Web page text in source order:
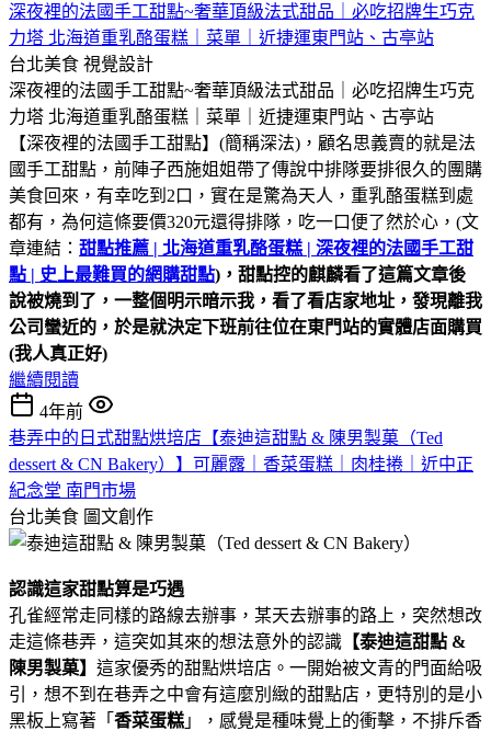
深夜裡的法國手工甜點~奢華頂級法式甜品｜必吃招牌生巧克
力塔 北海道重乳酪蛋糕｜菜單｜近捷運東門站、古亭站
台北美食 視覺設計
深夜裡的法國手工甜點~奢華頂級法式甜品｜必吃招牌生巧克
力塔 北海道重乳酪蛋糕｜菜單｜近捷運東門站、古亭站
【深夜裡的法國手工甜點】(簡稱深法)，顧名思義賣的就是法
國手工甜點，前陣子西施姐姐帶了傳說中排隊要排很久的團購
美食回來，有幸吃到2口，實在是驚為天人，重乳酪蛋糕到處
都有，為何這條要價320元還得排隊，吃一口便了然於心，(文
章連結： 甜點推薦 | 北海道重乳酪蛋糕 | 深夜裡的法國手工甜
點 | 史上最難買的網購甜點) ，甜點控的麒麟看了這篇文章後
說被燒到了，一整個明示暗示我，看了看店家地址，發現離我
公司蠻近的，於是就決定下班前往位在東門站的實體店面購買
(我人真正好)
繼續閱讀
4年前
巷弄中的日式甜點烘培店【泰迪這甜點 & 陳男製菓（Ted
dessert & CN Bakery）】可麗露｜香菜蛋糕｜肉桂捲｜近中正
紀念堂 南門市場
台北美食 圖文創作
認識這家甜點算是巧遇
孔雀經常走同樣的路線去辦事，某天去辦事的路上，突然想改
走這條巷弄，這突如其來的想法意外的認識 【泰迪這甜點 &
陳男製菓】 這家優秀的甜點烘培店。一開始被文青的門面給吸
引，想不到在巷弄之中會有這麼別緻的甜點店，更特別的是小
黑板上寫著「 香菜蛋糕 」，感覺是種味覺上的衝擊，不排斥香